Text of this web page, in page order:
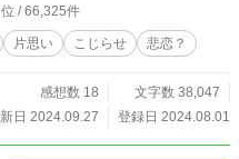
位 / 66,325件
片思い こじらせ 悲恋？
感想数 18
文字数 38,047
日 2024.09.27
登録日 2024.08.01